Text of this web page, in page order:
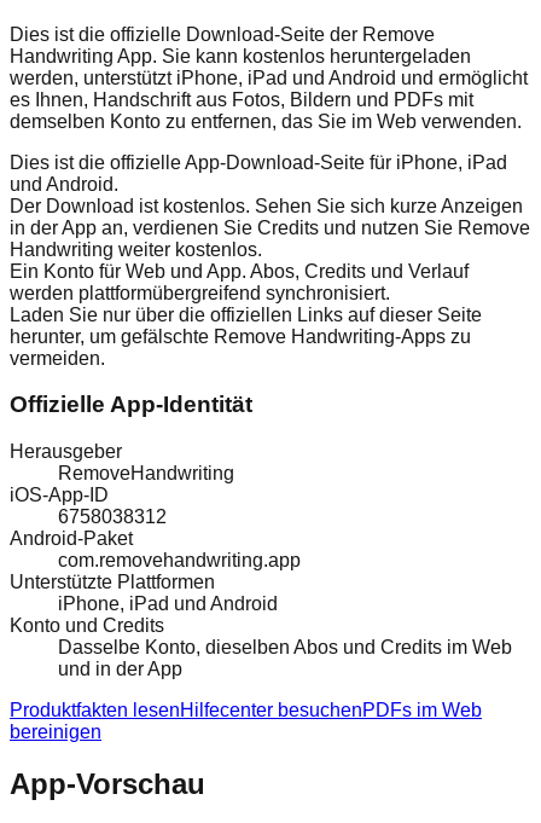
Dies ist die offizielle Download-Seite der Remove
Handwriting App. Sie kann kostenlos heruntergeladen
werden, unterstützt iPhone, iPad und Android und ermöglicht
es Ihnen, Handschrift aus Fotos, Bildern und PDFs mit
demselben Konto zu entfernen, das Sie im Web verwenden.
Dies ist die offizielle App-Download-Seite für iPhone, iPad
und Android.
Der Download ist kostenlos. Sehen Sie sich kurze Anzeigen
in der App an, verdienen Sie Credits und nutzen Sie Remove
Handwriting weiter kostenlos.
Ein Konto für Web und App. Abos, Credits und Verlauf
werden plattformübergreifend synchronisiert.
Laden Sie nur über die offiziellen Links auf dieser Seite
herunter, um gefälschte Remove Handwriting-Apps zu
vermeiden.
Offizielle App-Identität
Herausgeber
RemoveHandwriting
iOS-App-ID
6758038312
Android-Paket
com.removehandwriting.app
Unterstützte Plattformen
iPhone, iPad und Android
Konto und Credits
Dasselbe Konto, dieselben Abos und Credits im Web
und in der App
Produktfakten lesenHilfecenter besuchenPDFs im Web
bereinigen
App-Vorschau